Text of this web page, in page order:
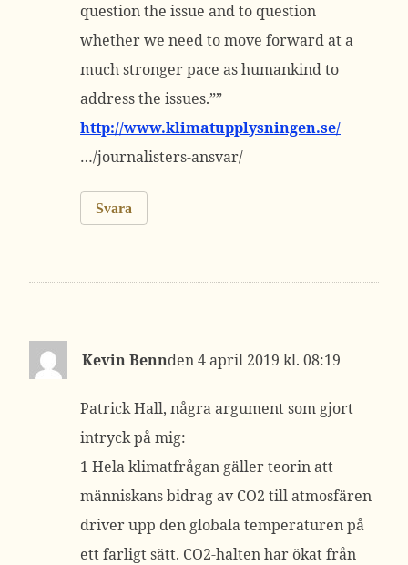
question the issue and to question
whether we need to move forward at a
much stronger pace as humankind to
address the issues.””
http://www.klimatupplysningen.se/
…/journalisters-ansvar/
Svara
Kevin Benn 4 april 2019 kl. 08:19
Patrick Hall, några argument som gjort
intryck på mig:
1 Hela klimatfrågan gäller teorin att
människans bidrag av CO2 till atmosfären
driver upp den globala temperaturen på
ett farligt sätt. CO2-halten har ökat från